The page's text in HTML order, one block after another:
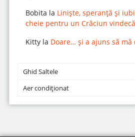
Bobita la Liniște, speranță și
cheie pentru un Crăciun
Kittyla Doare… și a ajuns să
Ghid Saltele
Aer condiționat